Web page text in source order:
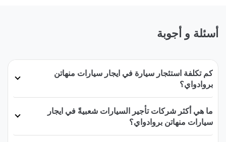
أسئلة و أجوبة
كم تكلفة استئجار سيارة في ايجار سيارات منهاتن
بروادواي؟
ما هي أكثر شركات تأجير السيارات شعبيةً في ايجار
سيارات منهاتن بروادواي؟